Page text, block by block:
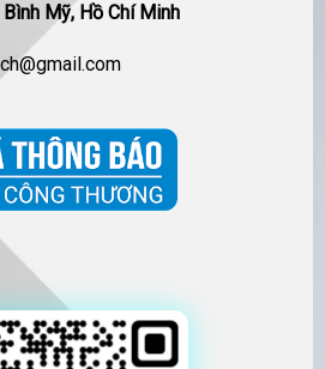
Mỹ, Hồ Chí Minh